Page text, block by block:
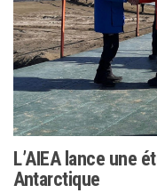
L’AIEA lance une
Antarctique